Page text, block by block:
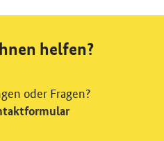
helfen?
oder Fragen?